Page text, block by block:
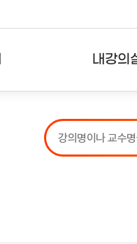
내강의
강의리스
수강확인증